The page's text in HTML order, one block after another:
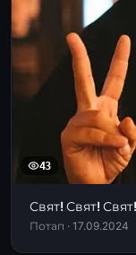
43
Свят! Свят!
Потап · 17.09.2024